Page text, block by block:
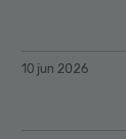
10 jun 2026